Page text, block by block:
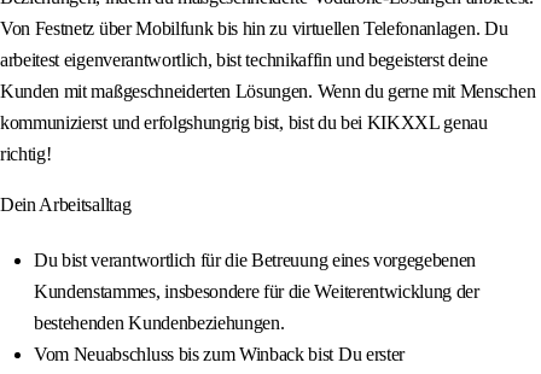
Von Festnetz über Mobilfunk bis hin zu virtuellen Telefonanlagen. Du
arbeitest eigenverantwortlich, bist technikaffin und begeisterst deine
Kunden mit maßgeschneiderten Lösungen. Wenn du gerne mit Menschen
kommunizierst und erfolgshungrig bist, bist du bei KIKXXL genau
richtig!
Dein Arbeitsalltag
Du bist verantwortlich für die Betreuung eines vorgegebenen
Kundenstammes, insbesondere für die Weiterentwicklung der
bestehenden Kundenbeziehungen.
Vom Neuabschluss bis zum Winback bist Du erster